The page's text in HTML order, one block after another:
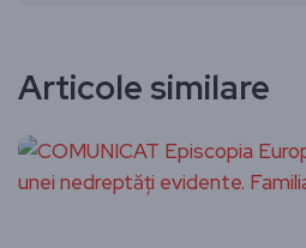
Articole similare